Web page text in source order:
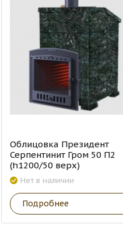
Облицовка Президент
Серпентинит Гром 50 П2
(h1200/50 верх)
Нет в наличии
Подробнее